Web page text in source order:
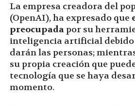
La empresa creadora del
(OpenAI), ha expresado que
preocupadapor su
inteligencia artificial debido
darán las personas;
su propia creación que
tecnología que se haya
momento.